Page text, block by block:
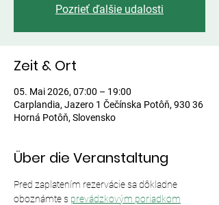
Pozrieť ďalšie udalosti
Zeit & Ort
05. Mai 2026, 07:00 – 19:00
Carplandia, Jazero 1 Čečínska Potôň, 930 36
Horná Potôň, Slovensko
Über die Veranstaltung
Pred zaplatením rezervácie sa dôkladne
oboznámte s prevádzkovým poriadkom